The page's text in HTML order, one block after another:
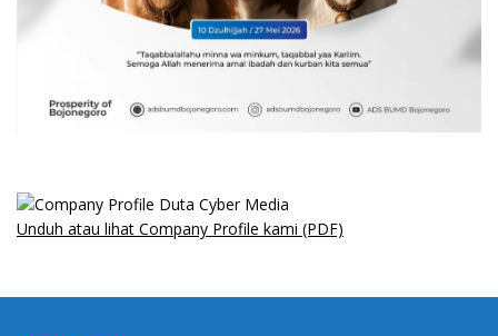
Unduh atau lihat Company Profile kami (PDF)